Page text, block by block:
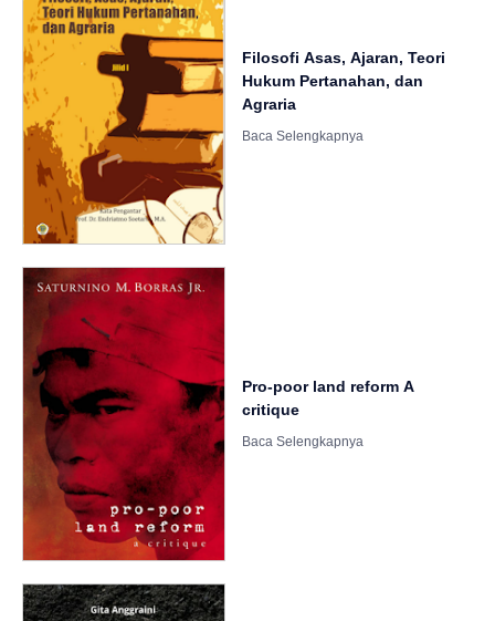
Filosofi Asas, Ajaran, Teori
Hukum Pertanahan, dan
Agraria
Pro-poor land reform A
critique